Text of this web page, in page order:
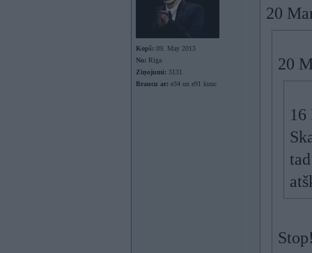
Kopš: 09. May 2013
No: Rīga
Ziņojumi: 3131
Braucu ar: e34 un e91 kuuc
20
20
16